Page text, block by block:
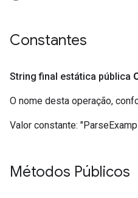
Constantes
String final estática pública
O nome desta operação,
Valor constante:
Métodos Públicos